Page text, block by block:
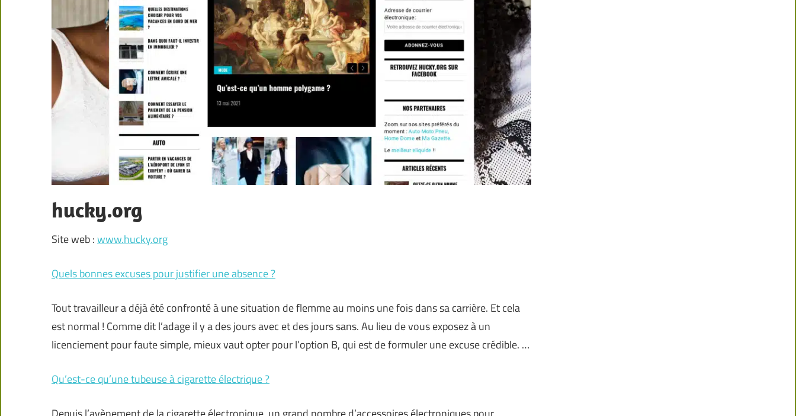
hucky.org
Site web :www.hucky.org
Quels bonnes excuses pour justifier une absence ?
Tout travailleur a déjà été confronté à une situation de flemme au moins une fois dans sa carrière. Et cela
est normal ! Comme dit l’adage il y a des jours avec et des jours sans. Au lieu de vous exposez à un
licenciement pour faute simple, mieux vaut opter pour l’option B, qui est de formuler une excuse crédible. …
Qu’est-ce qu’une tubeuse à cigarette électrique ?